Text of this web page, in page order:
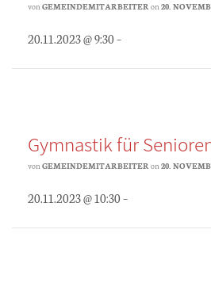
von GEMEINDEMITARBEITERon 20.
20.11.2023 @ 9:30 –
Gymnastik für
von GEMEINDEMITARBEITERon 20.
20.11.2023 @ 10:30 –